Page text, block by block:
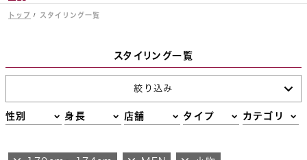
トップ スタイリング一覧
スタイリング一覧
絞り込み
性別 身長 店舗 タイプ カテゴリ